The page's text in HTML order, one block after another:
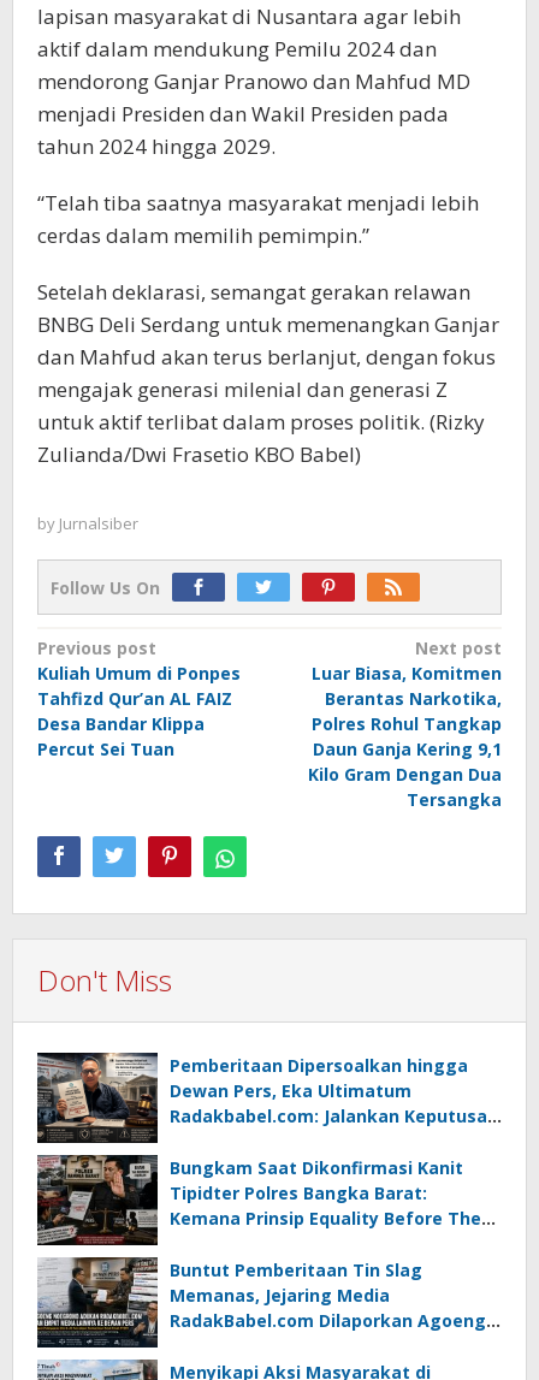
lapisan masyarakat di Nusantara agar lebih
aktif dalam mendukung Pemilu 2024 dan
mendorong Ganjar Pranowo dan Mahfud MD
menjadi Presiden dan Wakil Presiden pada
tahun 2024 hingga 2029.
“Telah tiba saatnya masyarakat menjadi lebih
cerdas dalam memilih pemimpin.”
Setelah deklarasi, semangat gerakan relawan
BNBG Deli Serdang untuk memenangkan Ganjar
dan Mahfud akan terus berlanjut, dengan fokus
mengajak generasi milenial dan generasi Z
untuk aktif terlibat dalam proses politik. (Rizky
Zulianda/Dwi Frasetio KBO Babel)
by Jurnalsiber
Follow Us On
Post
navigation
Previous post
Kuliah Umum di Ponpes
Tahfizd Qur’an AL FAIZ
Desa Bandar Klippa
Percut Sei Tuan
Next post
Luar Biasa, Komitmen
Berantas Narkotika,
Polres Rohul Tangkap
Daun Ganja Kering 9,1
Kilo Gram Dengan Dua
Tersangka
Don't Miss
Pemberitaan Dipersoalkan hingga
Dewan Pers, Eka Ultimatum
Radakbabel.com: Jalankan Keputusan
Bungkam Saat Dikonfirmasi Kanit
Tipidter Polres Bangka Barat:
Kemana Prinsip Equality Before The
Buntut Pemberitaan Tin Slag
Memanas, Jejaring Media
RadakBabel.com Dilaporkan Agoeng
Menyikapi Aksi Masyarakat di